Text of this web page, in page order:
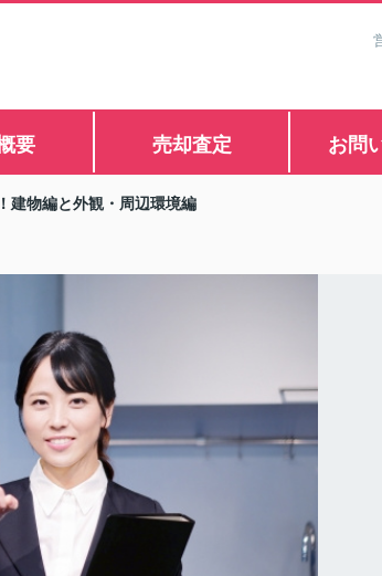
要 売却査定 お問
建物編と外観・周辺環境編